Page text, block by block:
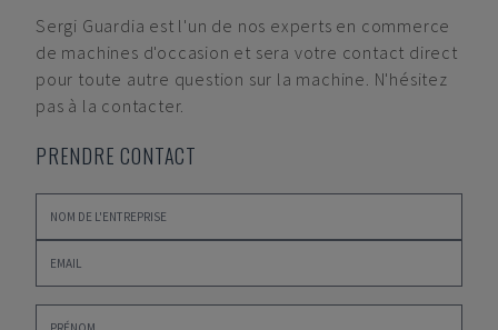
Sergi Guardia est l'un de nos experts en commerce
de machines d'occasion et sera votre contact direct
pour toute autre question sur la machine. N'hésitez
pas à la contacter.
PRENDRE CONTACT